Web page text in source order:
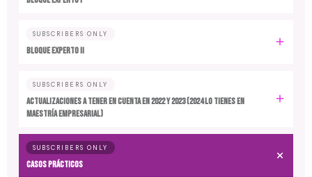
SUBSCRIBERS ONLY
BLOQUE EXPERTO II
SUBSCRIBERS ONLY
ACTUALIZACIONES A TENER EN CUENTA EN 2022 y 2023 (2024 LO TIENES EN
MAESTRÍA EMPRESARIAL)
SUBSCRIBERS ONLY
CASOS PRÁCTICOS